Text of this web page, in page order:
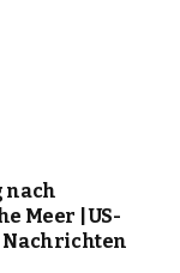
nach
Meer | US-